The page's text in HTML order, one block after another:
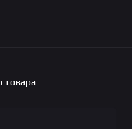
товара